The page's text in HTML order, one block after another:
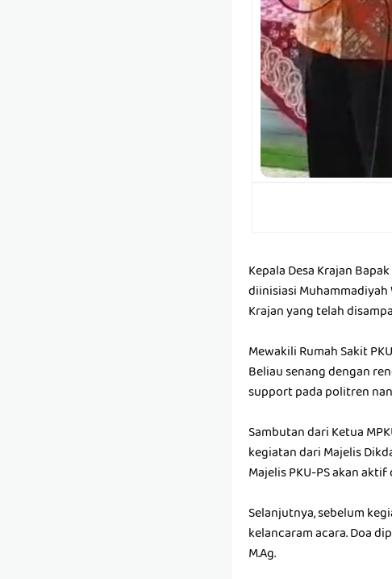
Kepala Desa Krajan
diinisiasi Muhammadiyah
Krajan yang telah
Mewakili Rumah Sakit
Beliau senang dengan
support pada politren
Sambutan dari Ketua
kegiatan dari Majelis
Majelis PKU-PS akan
Selanjutnya, sebelum
kelancaram acara. Doa
M.Ag.